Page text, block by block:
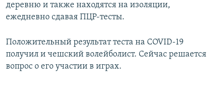
деревню и также находятся на изоляции,
ежедневно сдавая ПЦР-тесты.
Положительный результат теста на COVID-19
получил и чешский волейболист. Сейчас решается
вопрос о его участии в играх.